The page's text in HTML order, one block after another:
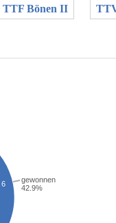
TTF Bönen II